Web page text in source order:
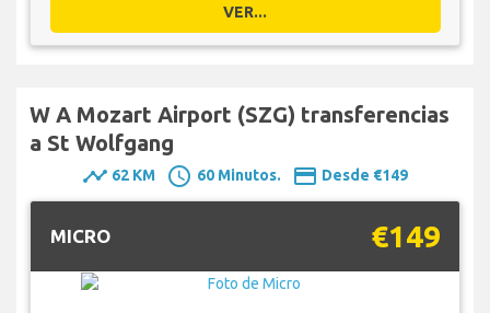
VER...
W A Mozart Airport (SZG) transferencias
a St Wolfgang
timeline 62 KM schedule 60 Minutos. payment Desde €149
MICRO €149